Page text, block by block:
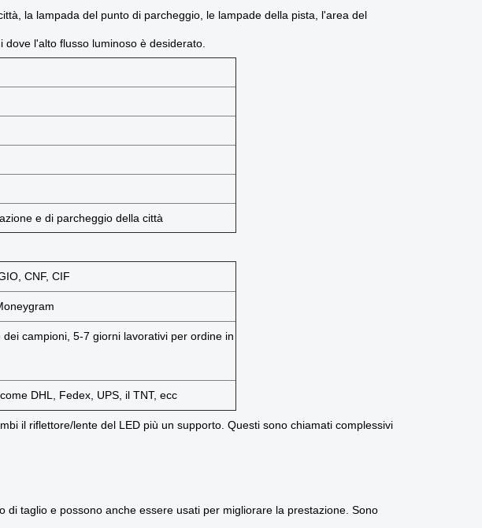
la lampada del punto di parcheggio, le lampade della pista, l'area del
l'alto flusso luminoso è desiderato.
e di parcheggio della città
CNF, CIF
campioni, 5-7 giorni lavorativi per ordine in
DHL, Fedex, UPS, il TNT, ecc
il riflettore/lente del LED più un supporto. Questi sono chiamati complessivi
di taglio e possono anche essere usati per migliorare la prestazione. Sono